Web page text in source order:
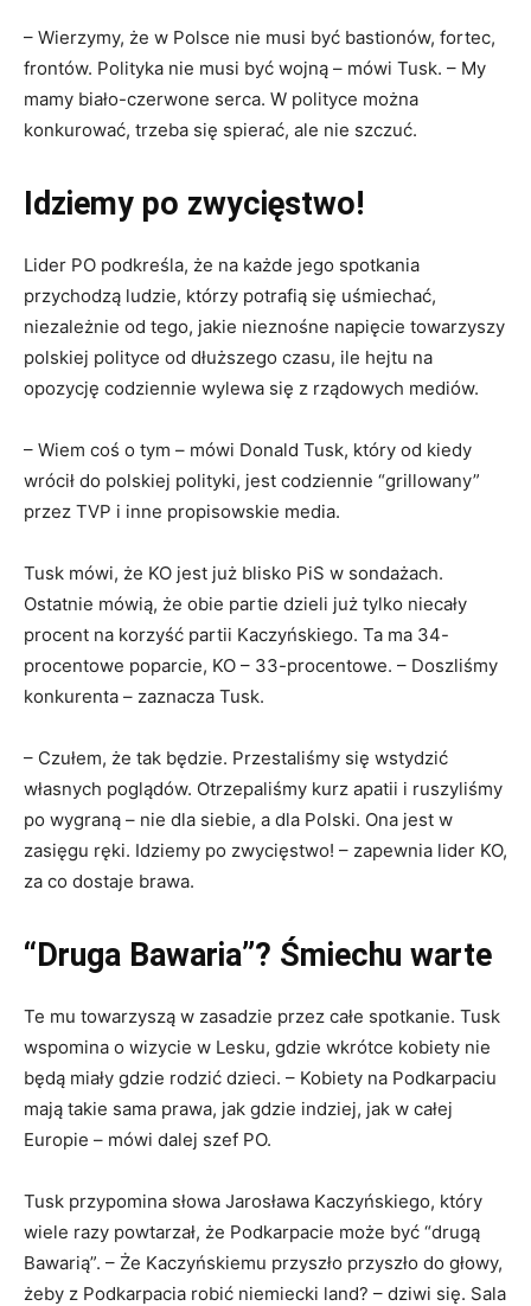
– Wierzymy, że w Polsce nie musi być bastionów, fortec,
frontów. Polityka nie musi być wojną – mówi Tusk. – My
mamy biało-czerwone serca. W polityce można
konkurować, trzeba się spierać, ale nie szczuć.
Idziemy po zwycięstwo!
Lider PO podkreśla, że na każde jego spotkania
przychodzą ludzie, którzy potrafią się uśmiechać,
niezależnie od tego, jakie nieznośne napięcie towarzyszy
polskiej polityce od dłuższego czasu, ile hejtu na
opozycję codziennie wylewa się z rządowych mediów.
– Wiem coś o tym – mówi Donald Tusk, który od kiedy
wrócił do polskiej polityki, jest codziennie “grillowany”
przez TVP i inne propisowskie media.
Tusk mówi, że KO jest już blisko PiS w sondażach.
Ostatnie mówią, że obie partie dzieli już tylko niecały
procent na korzyść partii Kaczyńskiego. Ta ma 34-
procentowe poparcie, KO – 33-procentowe. – Doszliśmy
konkurenta – zaznacza Tusk.
– Czułem, że tak będzie. Przestaliśmy się wstydzić
własnych poglądów. Otrzepaliśmy kurz apatii i ruszyliśmy
po wygraną – nie dla siebie, a dla Polski. Ona jest w
zasięgu ręki. Idziemy po zwycięstwo! – zapewnia lider KO,
za co dostaje brawa.
“Druga Bawaria”? Śmiechu warte
Te mu towarzyszą w zasadzie przez całe spotkanie. Tusk
wspomina o wizycie w Lesku, gdzie wkrótce kobiety nie
będą miały gdzie rodzić dzieci. – Kobiety na Podkarpaciu
mają takie sama prawa, jak gdzie indziej, jak w całej
Europie – mówi dalej szef PO.
Tusk przypomina słowa Jarosława Kaczyńskiego, który
wiele razy powtarzał, że Podkarpacie może być “drugą
Bawarią”. – Że Kaczyńskiemu przyszło przyszło do głowy,
żeby z Podkarpacia robić niemiecki land? – dziwi się. Sala